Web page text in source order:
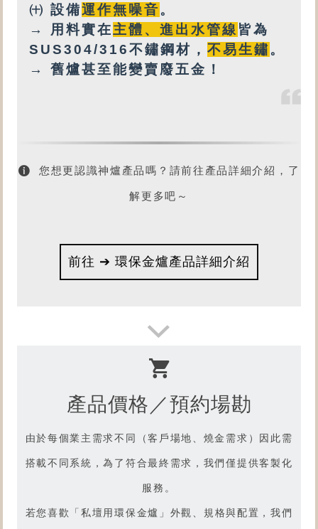
請前往【型號R3.7】產品影片
㈩ 設備運作無噪音 。
→ 用料實在主體、進出水管線 皆為
SUS304/316不鏽鋼材， 不易生鏽 。
→ 舊爐甚至能變賣廢五金！
您想更認識神爐產品嗎？請前往產品詳細介紹，了
解更多吧～
前往 ➔ 環保金爐產品詳細介紹
產品價格／預約場勘
由於每個業主需求不同（客戶場地、燒金需求）因此需
搭載不同系統，為了符合最終需求，我們僅提供客製化
服務。
若您喜歡「私壇用環保金爐 」外觀、規格與配置，我們